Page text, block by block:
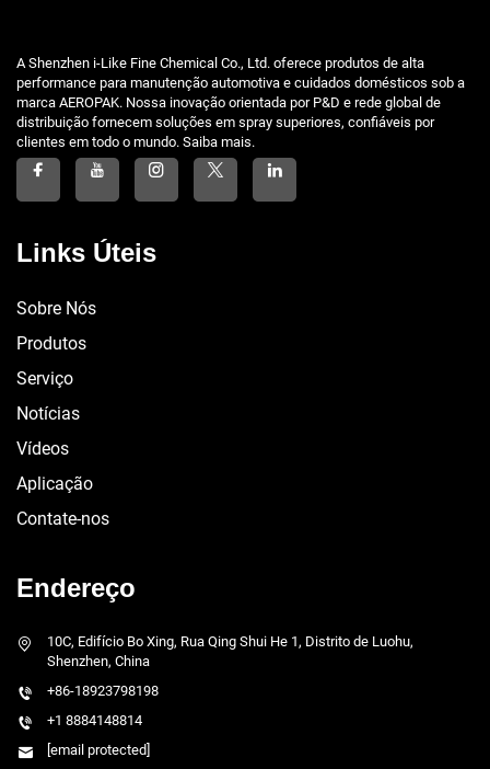
A Shenzhen i-Like Fine Chemical Co., Ltd. oferece produtos de alta
performance para manutenção automotiva e cuidados domésticos sob a
marca AEROPAK. Nossa inovação orientada por P&D e rede global de
distribuição fornecem soluções em spray superiores, confiáveis por
clientes em todo o mundo. Saiba mais.
Links Úteis
Sobre Nós
Produtos
Serviço
Notícias
Vídeos
Aplicação
Contate-nos
Endereço
10C, Edifício Bo Xing, Rua Qing Shui He 1, Distrito de Luohu,
Shenzhen, China
+86-18923798198
+1 8884148814
[email protected]